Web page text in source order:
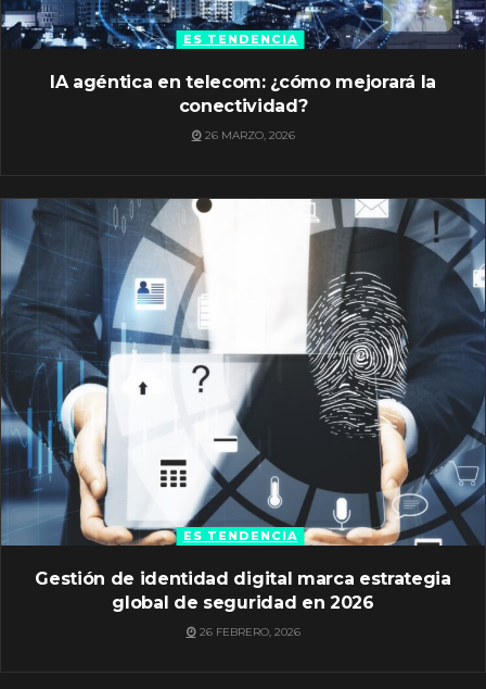
ES TENDENCIA
IA agéntica en telecom: ¿cómo mejorará la
conectividad?
26 MARZO, 2026
ES TENDENCIA
Gestión de identidad digital marca estrategia
global de seguridad en 2026
26 FEBRERO, 2026